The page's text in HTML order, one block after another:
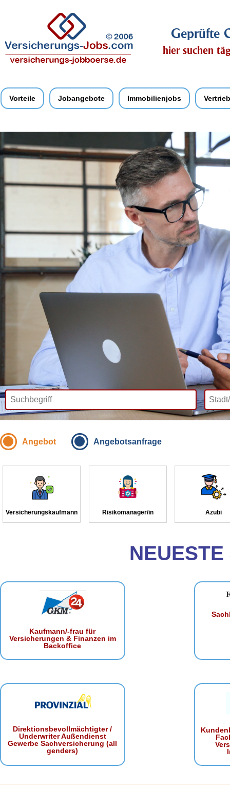
Geprüfte
hier suchen
Vorteile Jobangebote Immobilienjobs Vertrieb
Angebot Angebotsanfrage
Versicherungskaufmann Risikomanager/in Azubi
Kaufmann/-frau für
Versicherungen & Finanzen im
Backoffice
Direktionsbevollmächtigter /
Underwriter Außendienst
Gewerbe Sachversicherung (all
genders)